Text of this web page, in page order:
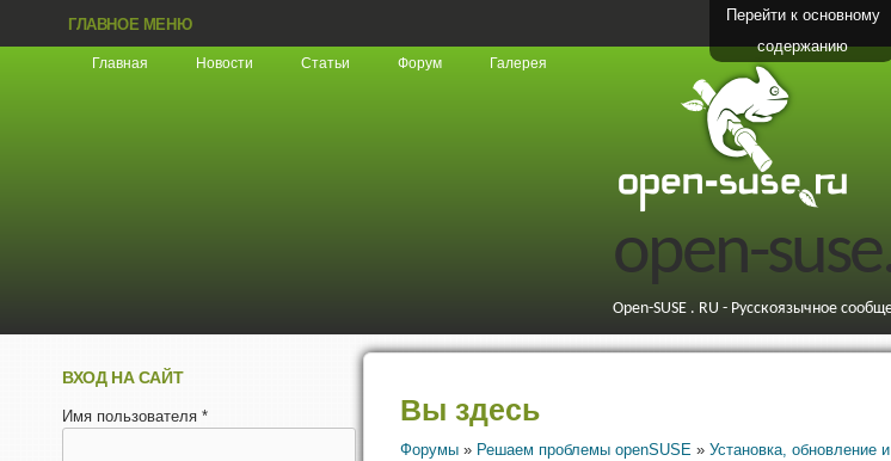
Перейти к основному
содержанию
ГЛАВНОЕ МЕНЮ
Главная Новости Статьи Форум Галерея
open-
Open-SUSE . RU - Русскоязычное
Вы здесь
Форумы » Решаем проблемы openSUSE » Установка, обновление
ВХОД НА САЙТ
Имя пользователя *